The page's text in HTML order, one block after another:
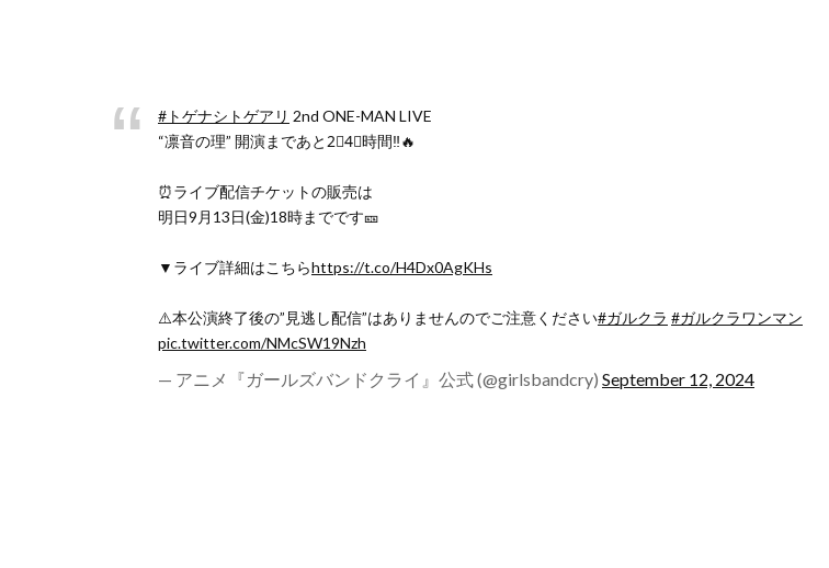
#トゲナシトゲアリ 2nd ONE-MAN LIVE
“凛音の理” 開演まであと2⃣4⃣時間‼️🔥
⏰ライブ配信チケットの販売は
明日9月13日(金)18時までです🎫
▼ライブ詳細はこちらhttps://t.co/H4Dx0AgKHs
⚠️本公演終了後の”見逃し配信”はありませんのでご注意ください#ガルクラ #ガルクラワンマン
pic.twitter.com/NMcSW19Nzh
— アニメ『ガールズバンドクライ』公式 (@girlsbandcry) September 12, 2024